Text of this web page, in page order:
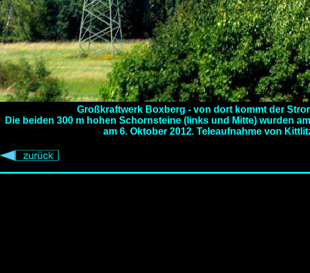
Großkraftwerk Boxberg - von dort kommt der
Die beiden 300 m hohen Schornsteine (links und Mitte) wurden
am 6. Oktober 2012. Teleaufnahme von